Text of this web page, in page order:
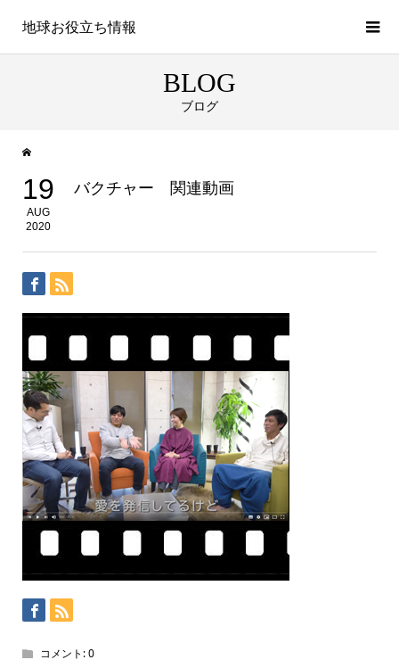
地球お役立ち情報
BLOG
ブログ
19
AUG
2020
バクチャー 関連動画
コメント:0